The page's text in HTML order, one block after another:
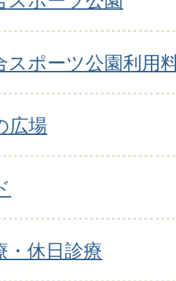
スポーツ公園利用
広場
・休日診療